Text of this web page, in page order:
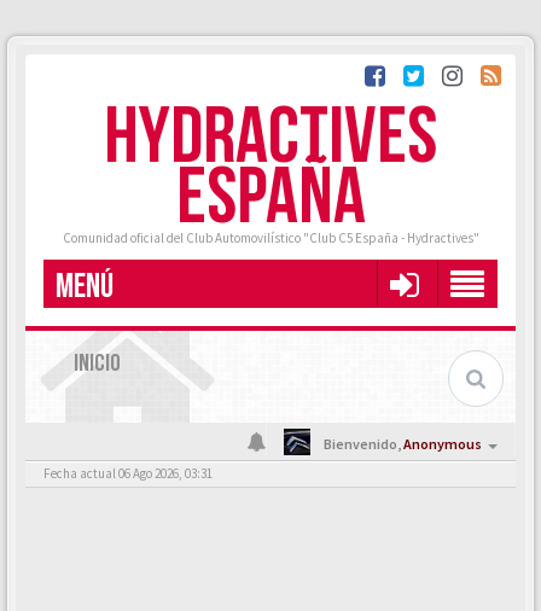
HYDRACTIVES
ESPAÑA
Comunidad oficial del Club Automovilístico "Club C5 España - Hydractives"
MENÚ
INICIO
Bienvenido,Anonymous
Fecha actual 06 Ago 2026, 03:31